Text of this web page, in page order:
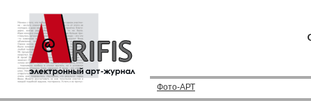
Фото-АРТ